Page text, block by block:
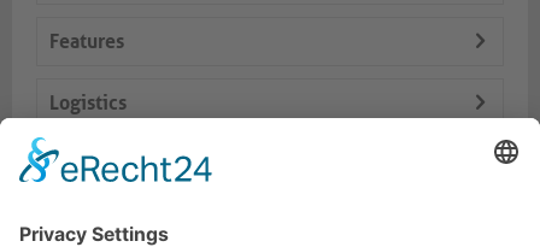
Features
Logistics
Dokumente
Productos similares